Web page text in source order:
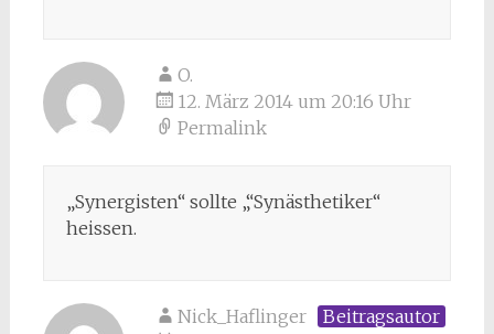
O.
12. März 2014 um 20:16 Uhr
Permalink
„Synergisten“ sollte „“Synästhetiker“
heissen.
Nick_Haflinger
Beitragsautor